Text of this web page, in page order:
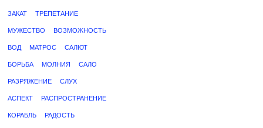
ЗАКАТ ТРЕПЕТАНИЕ
МУЖЕСТВО ВОЗМОЖНОСТЬ
ВОД МАТРОС САЛЮТ
БОРЬБА МОЛНИЯ САЛО
РАЗРЯЖЕНИЕ СЛУХ
АСПЕКТ РАСПРОСТРАНЕНИЕ
КОРАБЛЬ РАДОСТЬ